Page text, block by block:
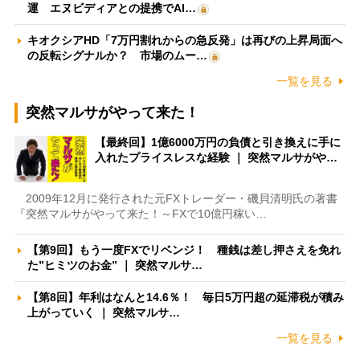
運 エヌビディアとの提携でAI…
キオクシアHD「7万円割れからの急反発」は再びの上昇局面へ
の反転シグナルか？ 市場のムー…
一覧を見る
突然マルサがやって来た！
【最終回】1億6000万円の負債と引き換えに手に
入れたプライスレスな経験 ｜ 突然マルサがや…
2009年12月に発行された元FXトレーダー・磯貝清明氏の著書
『突然マルサがやって来た！～FXで10億円稼い…
【第9回】もう一度FXでリベンジ！ 種銭は差し押さえを免れ
た”ヒミツのお金” ｜ 突然マルサ…
【第8回】年利はなんと14.6％！ 毎日5万円超の延滞税が積み
上がっていく ｜ 突然マルサ…
一覧を見る